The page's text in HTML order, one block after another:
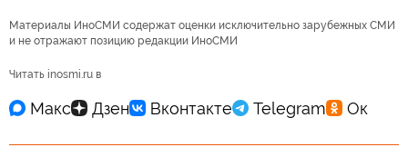
Материалы ИноСМИ содержат оценки исключительно зарубежных СМИ
и не отражают позицию редакции ИноСМИ
Читать inosmi.ru в